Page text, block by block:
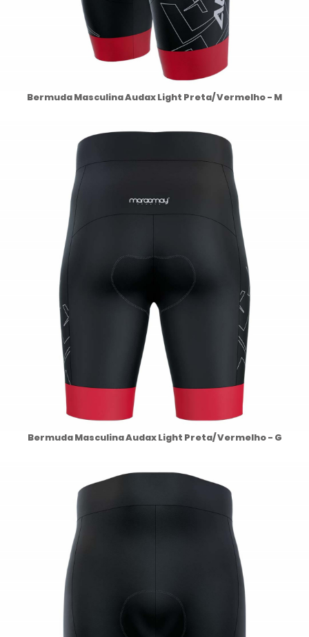
Bermuda Masculina Audax Light Preta/ Vermelho - M
Bermuda Masculina Audax Light Preta/ Vermelho - G